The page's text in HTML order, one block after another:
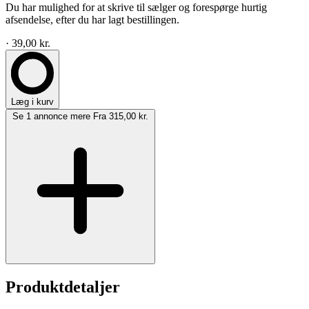
Du har mulighed for at skrive til sælger og forespørge hurtig
afsendelse, efter du har lagt bestillingen.
· 39,00 kr.
Læg i kurv
Se 1 annonce mere Fra 315,00 kr.
Produktdetaljer